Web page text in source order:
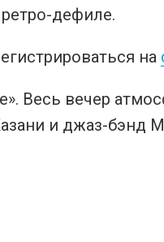
дефиле.
на
Весь вечер
и джаз-бэнд